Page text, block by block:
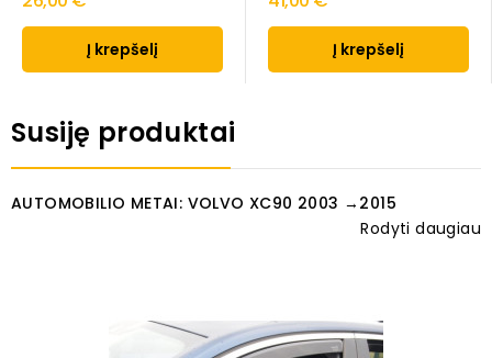
Į krepšelį Į krepšelį
Susiję produktai
AUTOMOBILIO METAI: VOLVO XC90 2003 →2015
Rodyti daugiau